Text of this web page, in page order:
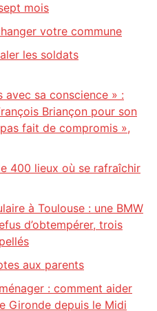
mois
votre commune
les soldats
avec sa conscience » :
Briançon pour son
fait de compromis »,
400 lieux où se rafraîchir
à Toulouse : une BMW
d’obtempérer, trois
aux parents
: comment aider
Gironde depuis le Midi